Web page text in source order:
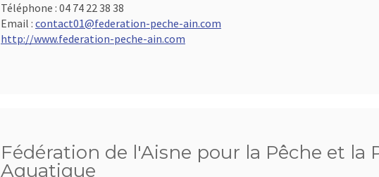
Téléphone : 04 74 22 38 38
Email : contact01@federation-peche-ain.com
http://www.federation-peche-ain.com
Fédération de l'Aisne pour la Pêche et la
Aquatique